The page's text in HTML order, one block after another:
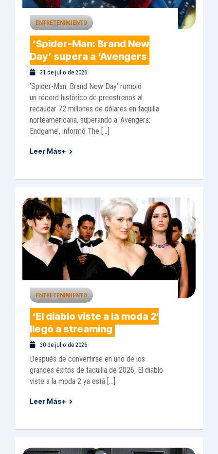
ENTRETENIMIENTO
‘Spider-Man: Brand New
Day’ supera a ‘Avengers
31 de julio de 2026
‘Spider-Man: Brand New Day‘ rompió
un récord histórico de preestrenos al
recaudar 72 millones de dólares en taquilla
norteamericana, superando a ‘Avengers:
Endgame’, informó The […]
Leer Más+
ENTRETENIMIENTO
‘El diablo viste a la moda 2′
llegó a streaming
30 de julio de 2026
Después de convertirse en uno de los
grandes éxitos de taquilla de 2026, El diablo
viste a la moda 2 ya está […]
Leer Más+